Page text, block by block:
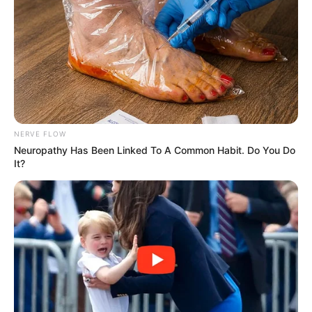
Fachada da sede do Supremo Tribunal Federal, na Praça
dos Três Poderes, em Brasília. — Foto: Reprodução / STF
NERVE FLOW
Neuropathy Has Been Linked To A Common Habit. Do You Do
It?